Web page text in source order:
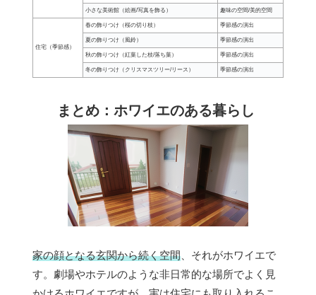
小さな美術館（絵画/写真を飾る） 趣味の空間/美的空間
住宅（季節感）
春の飾りつけ（桜の切り枝） 季節感の演出
夏の飾りつけ（風鈴） 季節感の演出
秋の飾りつけ（紅葉した枝/落ち葉） 季節感の演出
冬の飾りつけ（クリスマスツリー/リース） 季節感の演出
まとめ：ホワイエのある暮らし
家の顔となる玄関から続く空間 、それがホワイエで
す。劇場やホテルのような非日常的な場所でよく見